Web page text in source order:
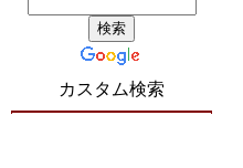
カスタム検索